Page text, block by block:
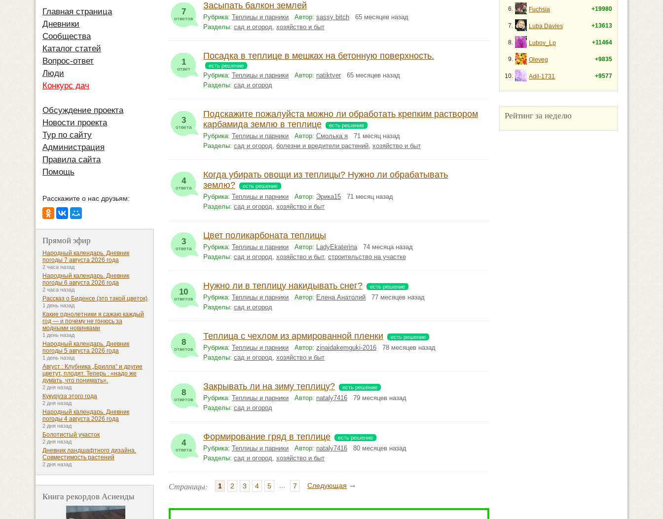
7
ответов
Засыпать балкон землей
Рубрика: Теплицы и парники Автор: sassy bitch 65 месяцев назад
Разделы: сад и огород, хозяйство и быт
1
ответ
Посадка в теплице в мешках на бетонную поверхность.
есть решение
Рубрика: Теплицы и парники Автор: natiktver 65 месяцев назад
Разделы: сад и огород
3
ответа
Подскажите пожалуйста можно ли обработать крепким раствором
карбамида землю в теплице
есть решение
Рубрика: Теплицы и парники Автор: Смолька я 71 месяц назад
Разделы: сад и огород, болезни и вредители растений, хозяйство и быт
4
ответа
Когда убирать овощи из теплицы? Нужно ли обрабатывать
землю?
есть решение
Рубрика: Теплицы и парники Автор: Эрика15 71 месяц назад
Разделы: сад и огород, хозяйство и быт
3
ответа
Цвет поликарбоната теплицы
Рубрика: Теплицы и парники Автор: LadyEkaterina74 месяца назад
Разделы: сад и огород, хозяйство и быт, строительство на участке
10
ответов
Нужно ли в теплицу накидывать снег? есть решение
Рубрика: Теплицы и парники Автор: Елена Анатолий 77 месяцев назад
Разделы: сад и огород
8
ответов
Теплица с чехлом из армированной пленки есть решение
Рубрика: Теплицы и парники Автор: zinaidakemguki-2016 78 месяцев назад
Разделы: сад и огород, хозяйство и быт
8
ответов
Закрывать ли на зиму теплицу? есть решение
Рубрика: Теплицы и парники Автор: nataly7416 79 месяцев назад
Разделы: сад и огород
4
ответа
Формирование гряд в теплице есть решение
Рубрика: Теплицы и парники Автор: nataly7416 80 месяцев назад
Разделы: сад и огород, хозяйство и быт
Страницы: 1 2 3 4 5 ... 7 Следующая →
6. Fuchsia +19980
7. Luba Davies +13613
8. Lubov_Lp +11464
9. Oleveg +9835
10. Adil-1731 +9577
Рейтинг за неделю
Главная страница
Дневники
Сообщества
Каталог статей
Вопрос-ответ
Люди
Конкурс дач
Обсуждение проекта
Новости проекта
Тур по сайту
Администрация
Правила сайта
Помощь
Расскажите о нас друзьям:
Прямой эфир
Народный календарь. Дневник
погоды 7 августа 2026 года
2 часа назад
Народный календарь. Дневник
погоды 6 августа 2026 года
2 часа назад
Рассказ о Биденсе (это такой цветок)
1 день назад
Какие однолетники я сажаю каждый
год — и почему не гонюсь за
модными новинками
1 день назад
Народный календарь. Дневник
погоды 5 августа 2026 года
1 день назад
Август : Клубника „Брилла“ и другие
цветут, плодят. Теперь : «надо же
думать, что понимать».
2 дня назад
Кукуруза этого года
2 дня назад
Народный календарь. Дневник
погоды 4 августа 2026 года
2 дня назад
Болотистый участок
2 дня назад
Дневник ландшафтного дизайна.
Совместимость растений
2 дня назад
Книга рекордов Асиенды